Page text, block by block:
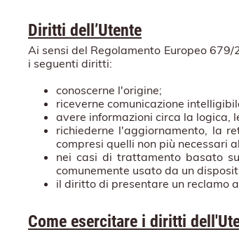
Diritti dell’Utente
Ai sensi del Regolamento Europeo
i seguenti diritti:
conoscerne l'origine;
riceverne comunicazione
avere informazioni circa la
richiederne l'aggiornamento, la
compresi quelli non più necessari
nei casi di trattamento basato
comunemente usato da un
il diritto di presentare un reclamo
Come esercitare i diritti